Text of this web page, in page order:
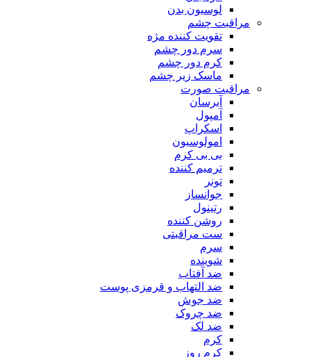
لوسیون بدن
مراقبت چشم
تقویت کننده مژه
سرم دور چشم
کرم دور چشم
ماسک زیر چشم
مراقبت صورت
آبرسان
آمپول
اسکراپ
امولوسیون
بی بی کرم
ترمیم کننده
تونر
جوانساز
رتینول
روشن کننده
ست مراقبتی
سرم
شوینده
ضد آفتاب
ضد التهاب و قرمزی پوست
‌ضد جوش
ضد چروک
ضد لک
کرم
کرم روز